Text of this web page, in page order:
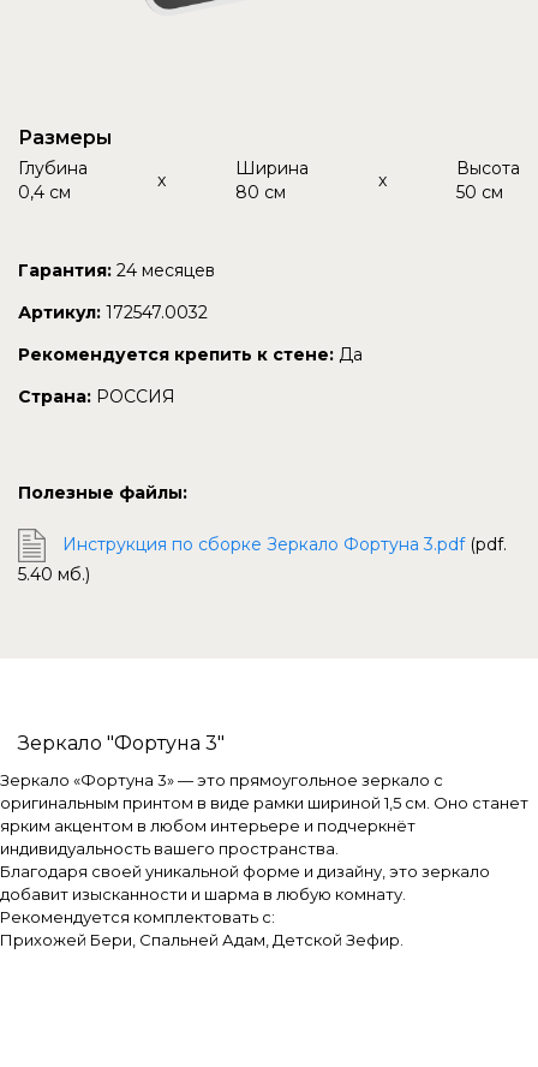
Зеркало "Фортуна 3"
Размеры
Глубина
0,4 см
x
Ширина
80 см
x
Высота
50 см
Гарантия: 24 месяцев
Артикул: 172547.0032
Рекомендуется крепить к стене: Да
Страна: РОССИЯ
Полезные файлы:
Инструкция по сборке Зеркало Фортуна 3.pdf (pdf.
5.40 мб.)
Зеркало «Фортуна 3» — это прямоугольное зеркало с
оригинальным принтом в виде рамки шириной 1,5 см. Оно станет
ярким акцентом в любом интерьере и подчеркнёт
индивидуальность вашего пространства.
Благодаря своей уникальной форме и дизайну, это зеркало
добавит изысканности и шарма в любую комнату.
Рекомендуется комплектовать с:
Прихожей Бери, Спальней Адам, Детской Зефир.